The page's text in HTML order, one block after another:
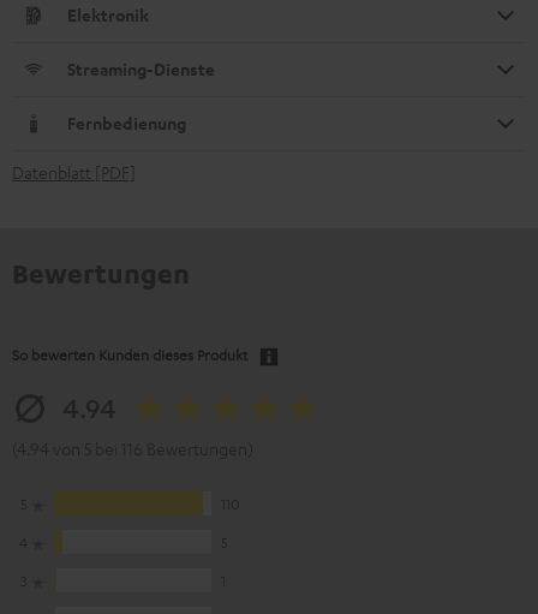
Elektronik
Streaming-Dienste
Fernbedienung
Datenblatt [PDF]
So bewerten Kunden dieses Produkt